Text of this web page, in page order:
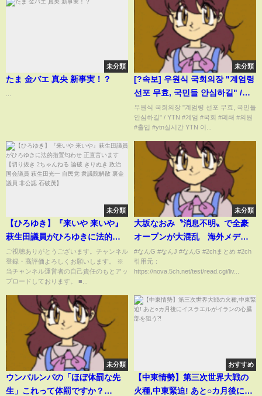
未分類
たま 金バエ 真央 新事実！？
未分類
[?속보] 우원식 국회의장 "계엄령
선포 무효, 국민들 안심하길" /
YTN
우원식 국회의장 "계엄령 선포 무효, 국민들
안심하길" / YTN #계엄 #국회 #폐쇄 #의원
#출입 #ytn실시간 YTN 이...
未分類
【ひろゆき】『来いや 来いや』
萩生田議員がひろゆきに法的措
置匂わせ 正直言います【切り抜
き 2ちゃんねる 論破 きりぬき 政
治 国会議員 萩生田光一 自民党
茂】
ご視聴ありがとうございます。チャンネル
登録・高評価よろしくお願いします。 ※
当チャンネル運営者の自己責任のもとアッ
プロードしております。 ■...
未分類
大坂なおみ〝消息不明〟で全豪
オープンが大混乱 海外メディ
ア「出場は絶望的」【2ch,なんJ
まとめ,なんG,5ch】
#なんG #なんJ #なんG #2chまとめ #2ch
引用元：
https://nova.5ch.net/test/read.cgi/liv...
未分類
ウンパルンパの「ほぼ体罰な先
生」これって体罰ですか？
おすすめ
【中東情勢】第三次世界大戦の
火種,中東緊迫! あと○カ月後にイ